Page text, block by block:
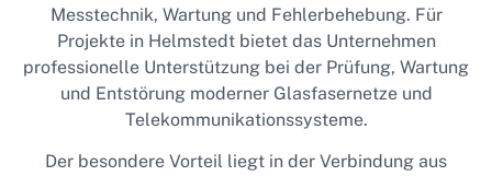
Messtechnik, Wartung und Fehlerbehebung. Für
Projekte in Helmstedt bietet das Unternehmen
professionelle Unterstützung bei der Prüfung, Wartung
und Entstörung moderner Glasfasernetze und
Telekommunikationssysteme.
Der besondere Vorteil liegt in der Verbindung aus